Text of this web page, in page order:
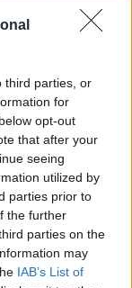
third parties, or
for
opt-out
that after your
seeing
utilized by
parties prior to
the further
parties on the
may
IAB’s List of
reklama
reklama